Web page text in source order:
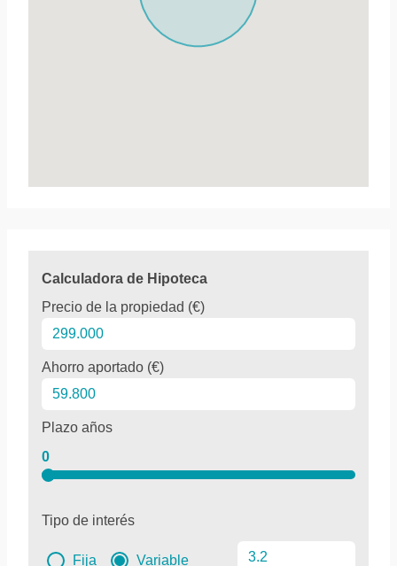
Calculadora de Hipoteca
Precio de la propiedad (€)
Ahorro aportado (€)
Plazo años
0
Tipo de interés
Fija Variable